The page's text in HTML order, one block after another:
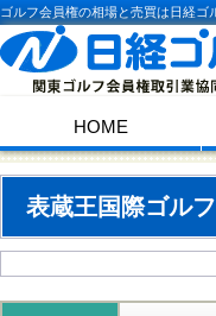
ゴルフ会員権の相場と売買は日経ゴ
HOME
表蔵王国際ゴル